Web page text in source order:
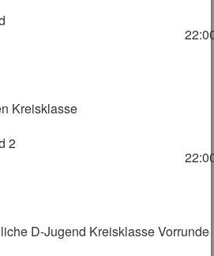
Kreisklasse
2
D-Jugend Kreisklasse Vorrunde